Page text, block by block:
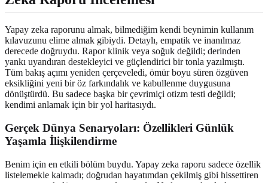
Yapay zeka raporunu almak, bilmediğim kendi beynimin kullanım
kılavuzunu elime almak gibiydi. Detaylı, empatik ve inanılmaz
derecede doğruydu. Rapor klinik veya soğuk değildi; derinden
yankı uyandıran destekleyici ve güçlendirici bir tonla yazılmıştı.
Tüm bakış açımı yeniden çerçeveledi, ömür boyu süren özgüven
eksikliğini yeni bir öz farkındalık ve kabullenme duygusuna
dönüştürdü. Bu sadece başka bir çevrimiçi otizm testi değildi;
kendimi anlamak için bir yol haritasıydı.
Gerçek Dünya Senaryoları: Özellikleri Günlük
Yaşamla İlişkilendirme
Benim için en etkili bölüm buydu. Yapay zeka raporu sadece özellik
listelemekle kalmadı; doğrudan hayatımdan çekilmiş gibi hissettiren